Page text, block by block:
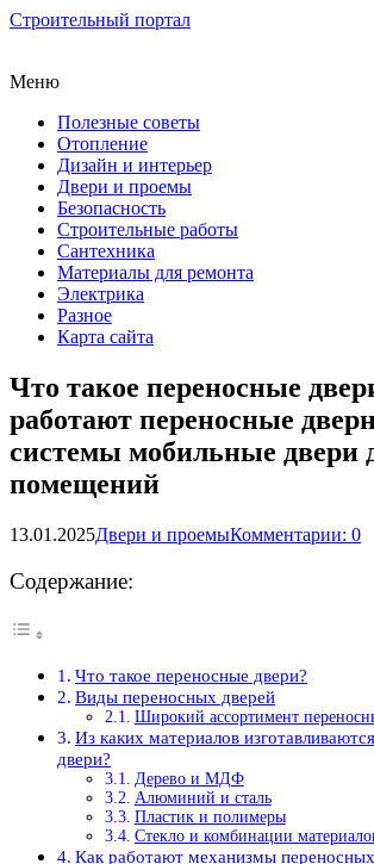
Строительный портал
Меню
Полезные советы
Отопление
Дизайн и интерьер
Двери и проемы
Безопасность
Строительные работы
Сантехника
Материалы для ремонта
Электрика
Разное
Карта сайта
Что такое переносные
работают переносные
системы мобильные двери
помещений
13.01.2025Двери и проемыКомментарии: 0
Содержание:
Что такое переносные двери?
Виды переносных дверей
Широкий ассортимент
Из каких материалов
двери?
Дерево и МДФ
Алюминий и сталь
Пластик и полимеры
Стекло и комбинации
Как работают механизмы